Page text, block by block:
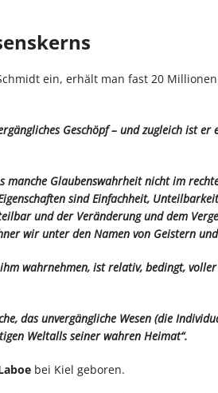
ein, erhält man fast 20
Geschöpf – und zugleich ist er
Glaubenswahrheit nicht im
sind Einfachheit,
und der Veränderung und dem
wir unter den Namen von Geistern
wahrnehmen, ist relativ, bedingt, voller
das unvergängliche Wesen (die
Weltalls seiner wahren Heimat“.
bei Kiel geboren.